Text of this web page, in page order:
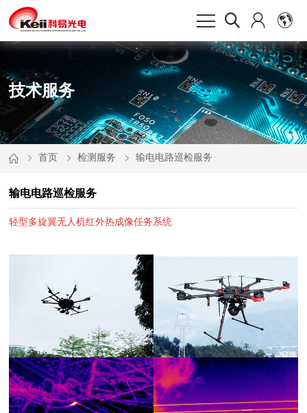
技术服务
首页 检测服务 输电电路巡检服务
输电电路巡检服务
轻型多旋翼无人机红外热成像任务系统